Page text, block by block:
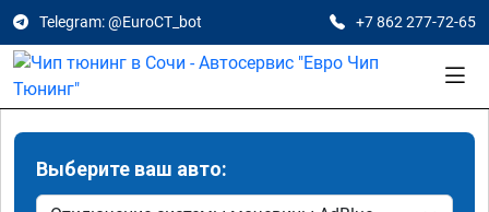
Telegram: @EuroCT_bot +7 862 277-72-65
Выберите ваш авто: